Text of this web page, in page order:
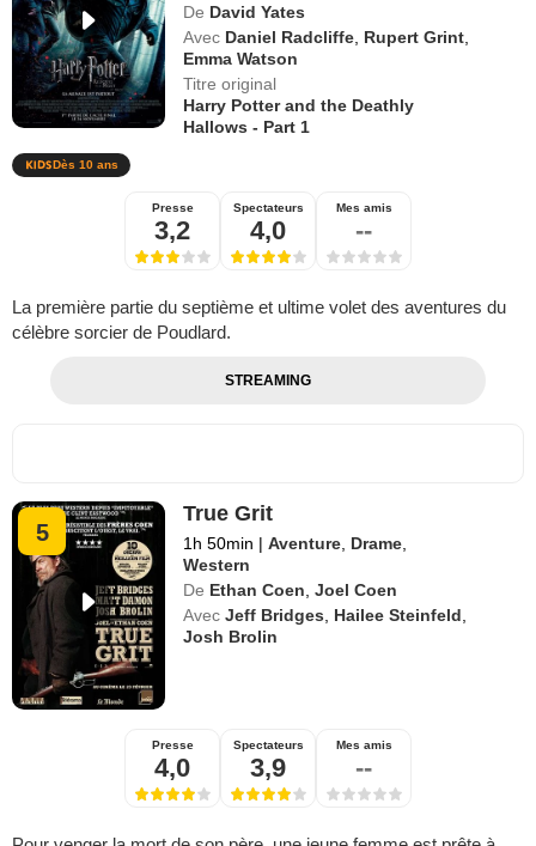
De David Yates
Avec Daniel Radcliffe Rupert Grint
Emma Watson
Titre original
Harry Potter and the Deathly
Hallows - Part 1
Dès 10 ans
Presse
3,2
Spectateurs
4,0
Mes amis
--
La première partie du septième et ultime volet des aventures du
célèbre sorcier de Poudlard.
STREAMING
5
True Grit
1h 50min | Aventure Drame
Western
De Ethan Coen ,Joel Coen
Avec Jeff Bridges Hailee Steinfeld
Josh Brolin
Presse
4,0
Spectateurs
3,9
Mes amis
--